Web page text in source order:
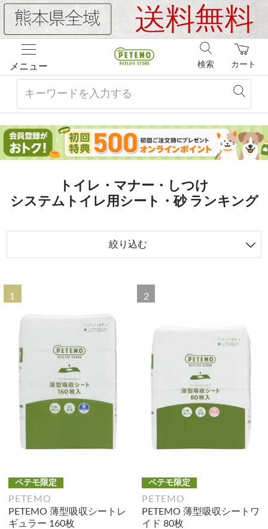
メニュー カート
検索
トイレ・マナー・しつけ
システムトイレ用シート・砂 ランキング
絞り込む
1
ペテモ限定
PETEMO
PETEMO 薄型吸収シートレ
ギュラー 160枚
2
ペテモ限定
PETEMO
PETEMO 薄型吸収シートワ
イド 80枚